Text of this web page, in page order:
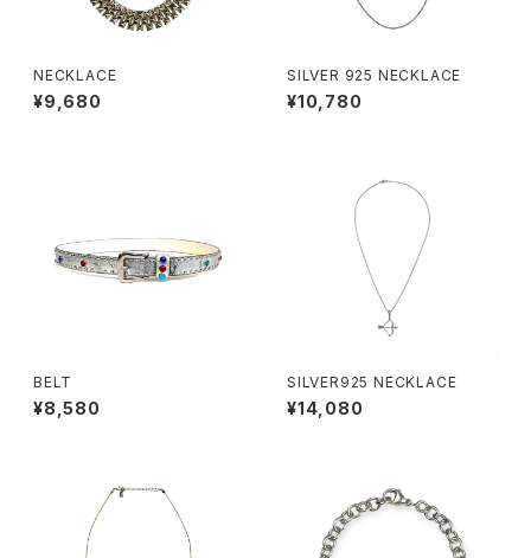
NECKLACE
¥9,680
SILVER 925 NECKLACE
¥10,780
BELT
¥8,580
SILVER925 NECKLACE
¥14,080